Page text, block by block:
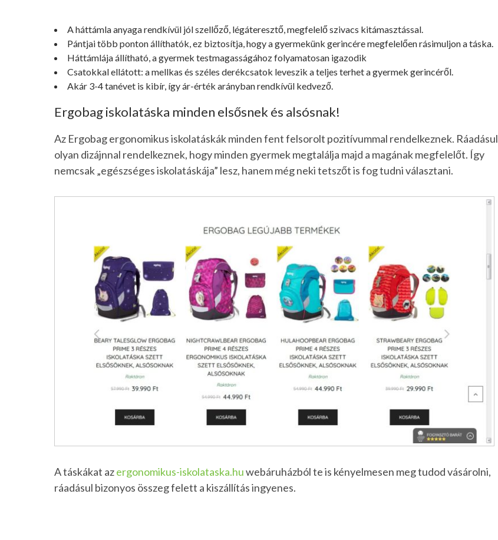
A háttámla anyaga rendkívül jól szellőző, légáteresztő, megfelelő szivacs kitámasztással.
Pántjai több ponton állíthatók, ez biztosítja, hogy a gyermekünk gerincére megfelelően rásimuljon a táska.
Háttámlája állítható, a gyermek testmagasságához folyamatosan igazodik
Csatokkal ellátott: a mellkas és széles derékcsatok leveszik a teljes terhet a gyermek gerincéről.
Akár 3-4 tanévet is kibír, így ár-érték arányban rendkívül kedvező.
Ergobag iskolatáska minden elsősnek és alsósnak!
Az Ergobag ergonomikus iskolatáskák minden fent felsorolt pozitívummal rendelkeznek. Ráadásul
olyan dizájnnal rendelkeznek, hogy minden gyermek megtalálja majd a magának megfelelőt. Így
nemcsak „egészséges iskolatáskája” lesz, hanem még neki tetszőt is fog tudni választani.
A táskákat azergonomikus-iskolataska.huwebáruházból te is kényelmesen meg tudod vásárolni,
ráadásul bizonyos összeg felett a kiszállítás ingyenes.